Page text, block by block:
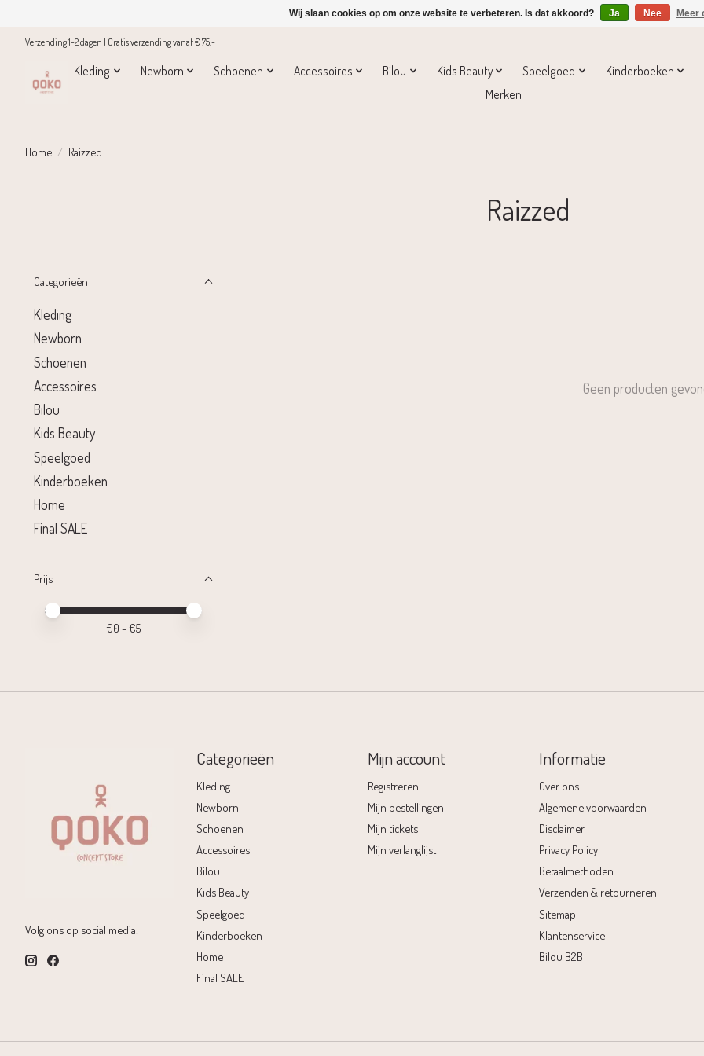
Verzending 1-2 dagen | Gratis verzending vanaf € 75,-
Kleding Newborn Schoenen Accessoires Bilou Kids Beauty Speelgoed
Kinderboeken
Merken
Home / Raizzed
Raizzed
Categorieën
Kleding
Newborn
Schoenen
Accessoires
Bilou
Kids Beauty
Speelgoed
Kinderboeken
Home
Final SALE
Prijs
Minimale prijswaarde
Price maximum value
€0 - €5
Geen producten
Volg ons op social media!
Categorieën
Kleding
Newborn
Schoenen
Accessoires
Bilou
Kids Beauty
Speelgoed
Kinderboeken
Home
Final SALE
Mijn account
Registreren
Mijn bestellingen
Mijn tickets
Mijn verlanglijst
Informatie
Over ons
Algemene voorwaarden
Disclaimer
Privacy Policy
Betaalmethoden
Verzenden & retourneren
Sitemap
Klantenservice
Bilou B2B
Wij slaan cookies op om onze website te verbeteren. Is dat akkoord? Ja Nee Meer